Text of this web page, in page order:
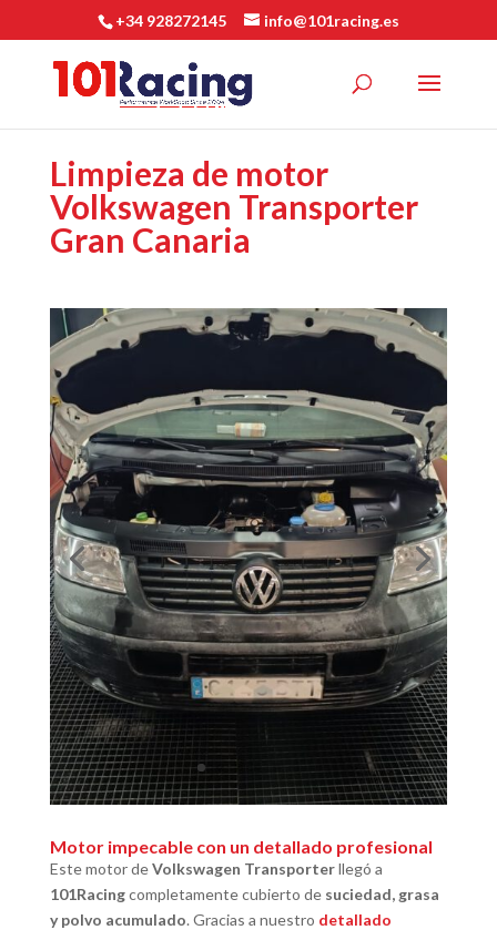
+34 928272145 info@101racing.es
Limpieza de motor
Volkswagen Transporter
Gran Canaria
Motor impecable con un detallado profesional
Este motor deVolkswagen Transporterllegó a
101Racingcompletamente cubierto de suciedad, grasa
y polvo acumulado. Gracias a nuestro detallado